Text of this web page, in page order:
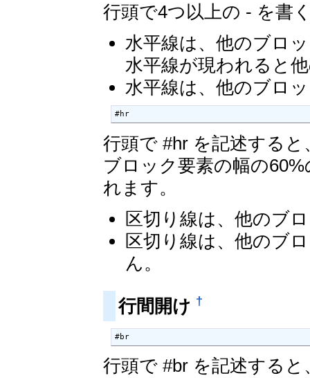
行頭で4つ以上の - を書
水平線は、他のブロ
水平線が現われると
水平線は、他のブロ
#hr
行頭で #hr を記述する
ブロック要素の幅の
れます。
区切り線は、他のブ
区切り線は、他のブ
ん。
行間開け †
#br
行頭で #br を記述する